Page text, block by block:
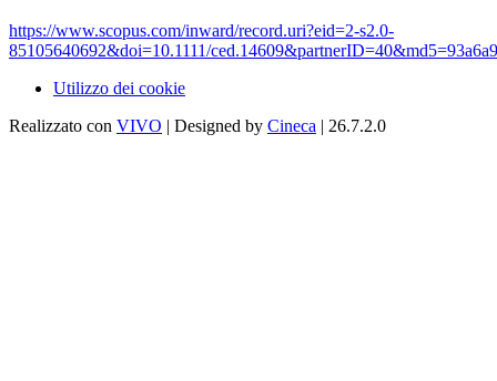
https://www.scopus.com/inward/record.uri?eid=2-s2.0-
85105640692&doi=10.1111/
Utilizzo dei cookie
Realizzato con VIVO | Designed by Cineca | 26.7.2.0